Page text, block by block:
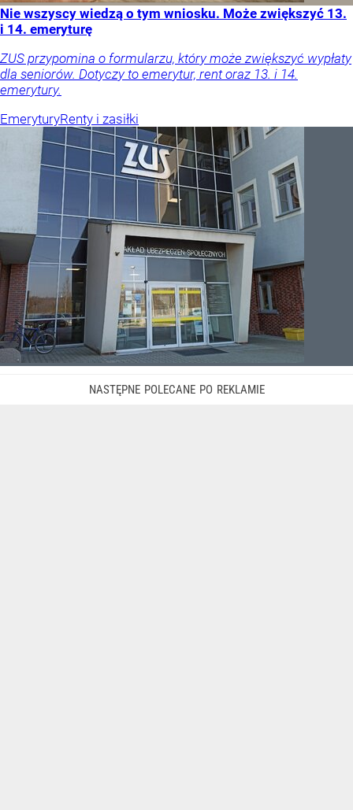
Nie wszyscy wiedzą o tym wniosku. Może zwiększyć 13.
i 14. emeryturę
ZUS przypomina o formularzu, który może zwiększyć wypłaty
dla seniorów. Dotyczy to emerytur, rent oraz 13. i 14.
emerytury.
EmeryturyRenty i zasiłki